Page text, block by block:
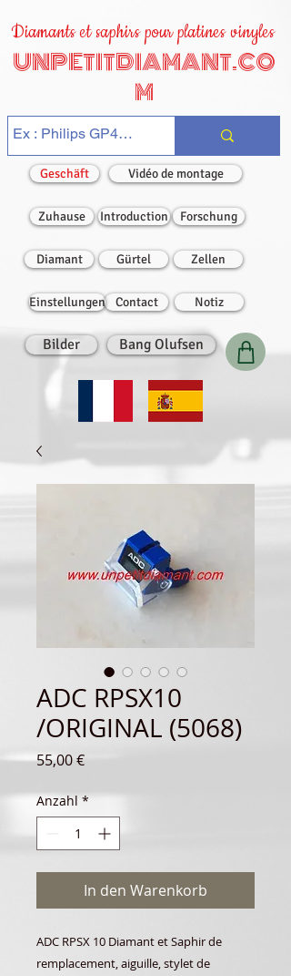
Diamants et saphirs pour platines vinyles
UNPETITDIAMANT.CO
M
Geschäft Vidéo de montage
Zuhause Introduction Forschung
Diamant Gürtel Zellen
Einstellungen Contact Notiz
Bilder Bang Olufsen
ADC RPSX10
/ORIGINAL (5068)
55,00 €Preis
Anzahl *
In den Warenkorb
ADC RPSX 10 Diamant et Saphir de
remplacement, aiguille, stylet de